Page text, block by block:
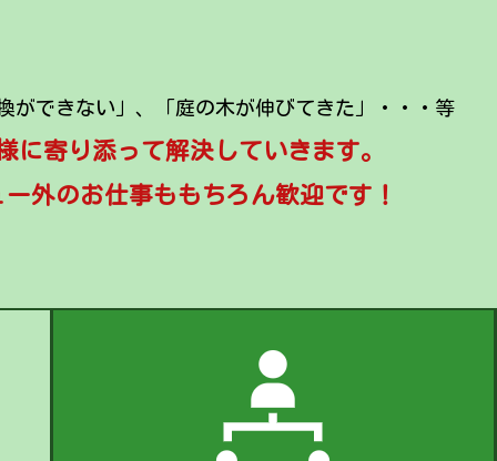
ができない」、「庭の木が伸びてきた」・・・等
に寄り添って解決していきます。
ー外のお仕事ももちろん歓迎です！